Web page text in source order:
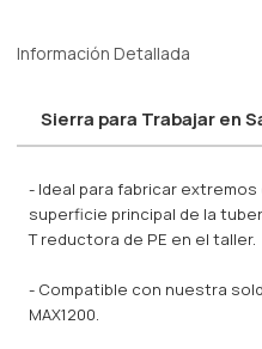
Información Detallada
Sierra para Trabajar en
- Ideal para fabricar
superficie principal de la
T reductora de PE en el taller.
- Compatible con nuestra
MAX1200.